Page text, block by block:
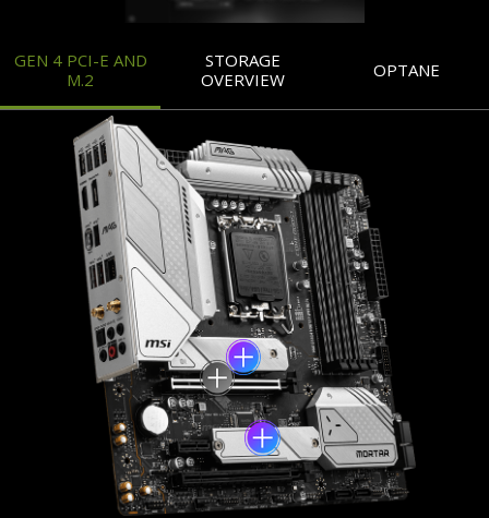
GEN 4 PCI-E AND
M.2
STORAGE
OVERVIEW
OPTANE